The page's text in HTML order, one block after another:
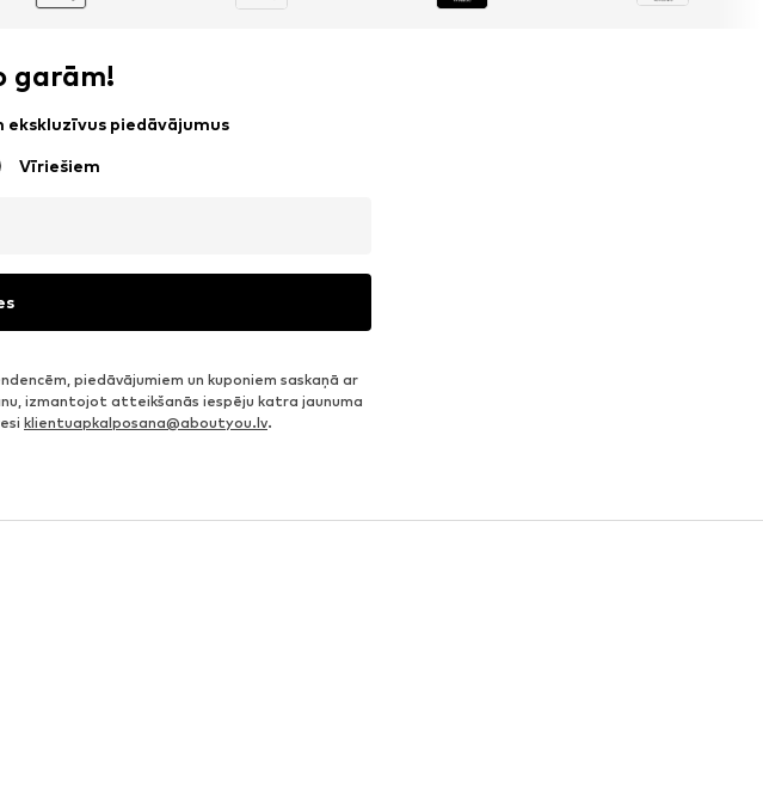
garām!
ekskluzīvus piedāvājumus
Vīriešiem
piedāvājumiem un kuponiem saskaņā ar
izmantojot atteikšanās iespēju katra jaunuma
klientuapkalposana@aboutyou.lv.